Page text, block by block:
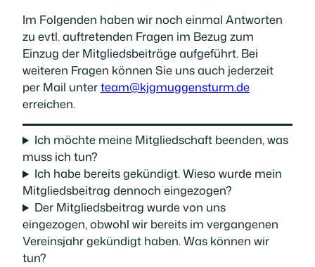
Im Folgenden haben wir noch einmal Antworten
zu evtl. auftretenden Fragen im Bezug zum
Einzug der Mitgliedsbeiträge aufgeführt. Bei
weiteren Fragen können Sie uns auch jederzeit
per Mail unterteam@kjgmuggensturm.de
erreichen.
Ich möchte meine Mitgliedschaft beenden, was
muss ich tun?
Ich habe bereits gekündigt. Wieso wurde mein
Mitgliedsbeitrag dennoch eingezogen?
Der Mitgliedsbeitrag wurde von uns
eingezogen, obwohl wir bereits im vergangenen
Vereinsjahr gekündigt haben. Was können wir
tun?